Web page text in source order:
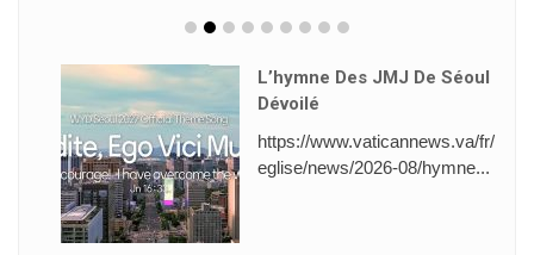
L’hymne Des JMJ De Séoul
Dévoilé
https://www.vaticannews.va/fr/
eglise/news/2026-08/hymne...